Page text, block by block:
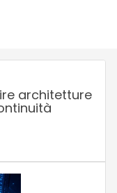
architetture